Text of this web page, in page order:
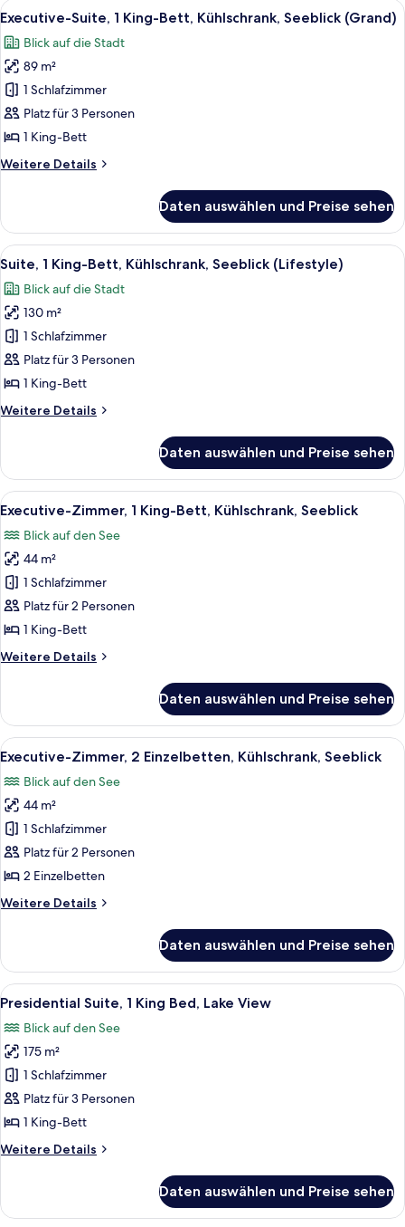
Kühlschrank,
Alle
Fotos
für
Executive-
Suite,
1 King-
Bett,
Seeblick
Ein modernes Hotelzimmer mit
14
Executive-Suite, 1 King-Bett, Kühlschrank, Seeblick (Grand)
Blick auf die Stadt
89 m²
1 Schlafzimmer
Platz für 3 Personen
1 King-Bett
Weitere Details
Weitere
Suite,
1 King-
Bett,
Kühlschrank,
Seeblick
(Grand)
Daten auswählen und Preise sehen
Alle
Fotos
für
Suite,
1 King-
Bett,
Kühlschrank,
(Lifestyle)
Ein modernes Hotelzimmer mit
17
Suite, 1 King-Bett, Kühlschrank, Seeblick (Lifestyle)
Blick auf die Stadt
130 m²
1 Schlafzimmer
Platz für 3 Personen
1 King-Bett
Weitere Details
Weitere
1 King-
Bett,
Kühlschrank,
(Lifestyle)
Daten auswählen und Preise sehen
Alle
Fotos
für
Executive-
Zimmer,
1 King-
Bett,
Seeblick
Ein modernes Hotelzimmer mit
9
Executive-Zimmer, 1 King-Bett, Kühlschrank, Seeblick
Blick auf den See
44 m²
1 Schlafzimmer
Platz für 2 Personen
1 King-Bett
Weitere Details
Weitere
Zimmer,
1 King-
Bett,
Seeblick
Daten auswählen und Preise sehen
Alle
Fotos
für
Executive-
Zimmer,
2 Einzelbetten,
Kühlschrank,
anzeigen
Ein Hotelzimmer mit zwei Betten,
9
Executive-Zimmer, 2 Einzelbetten, Kühlschrank, Seeblick
Blick auf den See
44 m²
1 Schlafzimmer
Platz für 2 Personen
2 Einzelbetten
Weitere Details
Weitere
Zimmer,
2 Einzelbetten,
Kühlschrank,
Daten auswählen und Preise sehen
Alle
Fotos
für
Presidential
Suite,
1
King
Lake
Ein modernes Hotelzimmer mit
14
Presidential Suite, 1 King Bed, Lake View
Blick auf den See
175 m²
1 Schlafzimmer
Platz für 3 Personen
1 King-Bett
Weitere Details
Weitere
Suite,
Daten auswählen und Preise sehen